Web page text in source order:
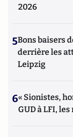
2026
5Bons baisers
derrière les
Leipzig
6« Sionistes,
GUD à LFI,